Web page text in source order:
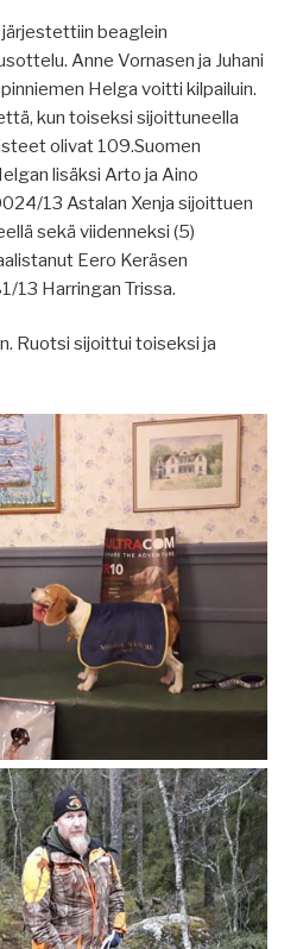
beaglein
Anne Vornasen ja Juhani
Helga voitti kilpailuin.
kun toiseksi sijoittuneella
olivat 109.Suomen
lisäksi Arto ja Aino
13 Astalan Xenja sijoittuen
sekä viidenneksi (5)
Eero Keräsen
13 Harringan Trissa.
Ruotsi sijoittui toiseksi ja